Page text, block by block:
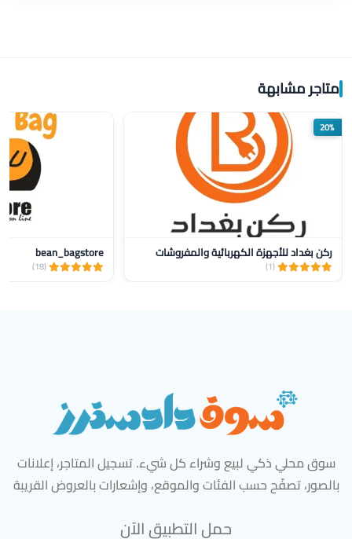
متاجر مشابهة
20%
ركن بغداد للأجهزة الكهربائية والمفروشات
(1)
bean_bagstore
(18)
سوق محلي ذكي لبيع وشراء كل شيء. تسجيل المتاجر، إعلانات
بالصور، تصفّح حسب الفئات والموقع، وإشعارات بالعروض القريبة
حمل التطبيق الآن